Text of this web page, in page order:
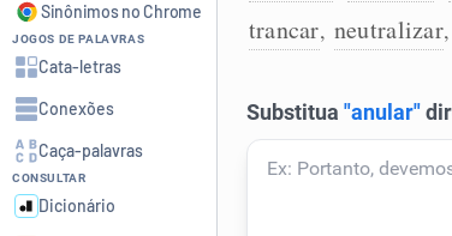
Corrigir Texto
Detector de IA
Humanizador de IA
Sinônimos no Chrome
JOGOS DE PALAVRAS
Cata-letras
Conexões
Caça-palavras
CONSULTAR
Dicionário
trancar, neutralizar,